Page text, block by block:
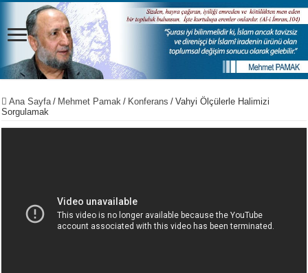
Ana Sayfa / Mehmet Pamak / Konferans / Vahyi Ölçülerle Halimizi
Sorgulamak